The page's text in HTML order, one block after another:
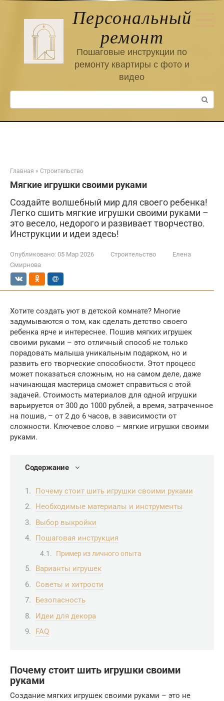
Персональный
ремонт
Пошаговые инструкции по
ремонту квартиры с фото и
видео
Поиск:
Главная » Строительство
Мягкие игрушки своими руками
Создайте волшебный мир для своего ребенка!
Легко сшить мягкие игрушки своими руками –
это весело, недорого и развивает творчество.
Инструкции и идеи здесь!
Опубликовано: 05 Мар 2026 Строительство
Елена
Смирнова
Хотите создать уют в детской комнате? Многие
задумываются о том, как сделать детство своего
ребенка ярче и интереснее. Пошив мягких игрушек
своими руками – это отличный способ не только
порадовать малыша уникальным подарком, но и
развить его творческие способности. Этот процесс
может показаться сложным, но на самом деле, даже
начинающая мастерица сможет справиться с этой
задачей. Стоимость материалов для одной игрушки
варьируется от 300 до 1000 рублей, а время, затраченное
на пошив, – от 2 до 6 часов, в зависимости от
сложности. Ключевое слово – мягкие игрушки своими
руками.
Содержание
Почему стоит шить игрушки своими руками
Необходимые материалы и инструменты
Выбор выкройки
Пошаговая инструкция
Пример из личного опыта
Варианты игрушек
Советы и хитрости
Безопасность
Идеи для декора
FAQ
Почему стоит шить игрушки своими
руками
Создание мягких игрушек своими руками – это не